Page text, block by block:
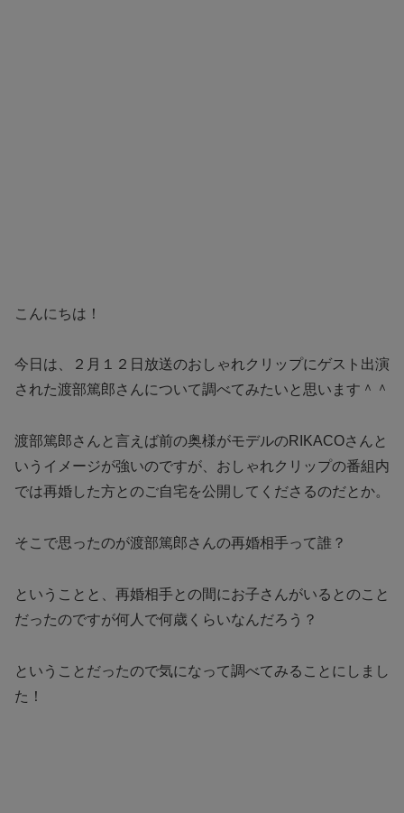
こんにちは！
今日は、２月１２日放送のおしゃれクリップにゲスト出演
された渡部篤郎さんについて調べてみたいと思います＾＾
渡部篤郎さんと言えば前の奥様がモデルのRIKACOさんと
いうイメージが強いのですが、おしゃれクリップの番組内
では再婚した方とのご自宅を公開してくださるのだとか。
そこで思ったのが渡部篤郎さんの再婚相手って誰？
ということと、再婚相手との間にお子さんがいるとのこと
だったのですが何人で何歳くらいなんだろう？
ということだったので気になって調べてみることにしまし
た！